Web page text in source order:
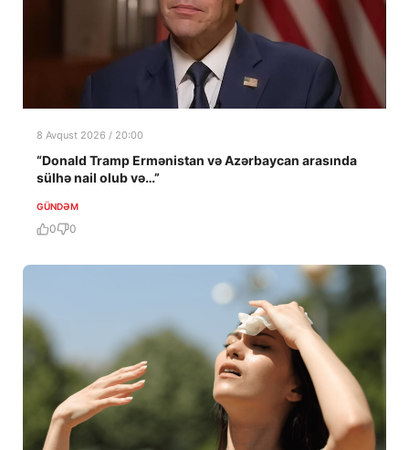
8 Avqust 2026 / 20:00
“Donald Tramp Ermənistan və Azərbaycan arasında
sülhə nail olub və…”
GÜNDƏM
0 0